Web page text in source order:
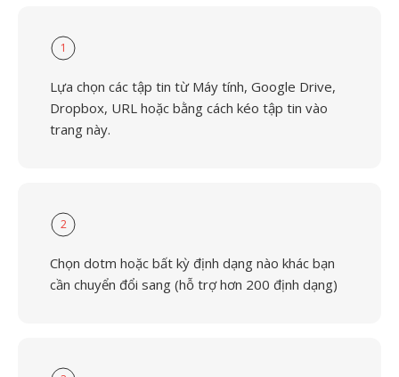
1
Lựa chọn các tập tin từ Máy tính, Google Drive,
Dropbox, URL hoặc bằng cách kéo tập tin vào
trang này.
2
Chọn dotm hoặc bất kỳ định dạng nào khác bạn
cần chuyển đổi sang (hỗ trợ hơn 200 định dạng)